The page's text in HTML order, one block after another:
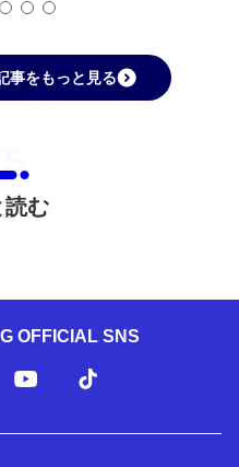
事をもっと見る
読む
OFFICIAL SNS